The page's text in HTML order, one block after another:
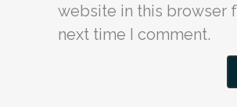
website in this browser
next time I comment.